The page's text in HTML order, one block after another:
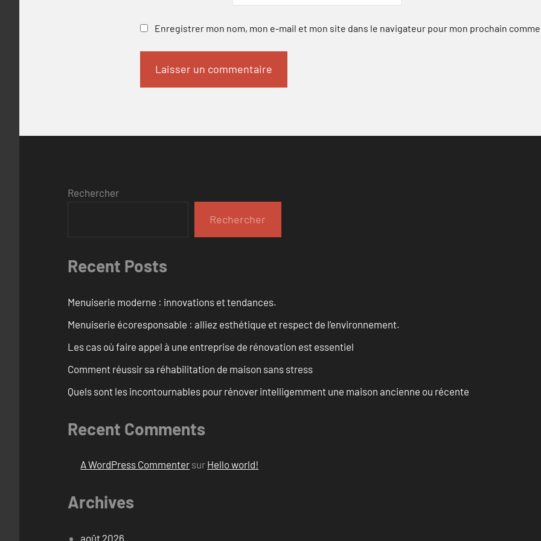
Enregistrer mon nom, mon e-mail et mon site dans le navigateur pour mon prochain
Rechercher
Rechercher
Recent Posts
Menuiserie moderne : innovations et tendances.
Menuiserie écoresponsable : alliez esthétique et respect de l’environnement.
Les cas où faire appel à une entreprise de rénovation est essentiel
Comment réussir sa réhabilitation de maison sans stress
Quels sont les incontournables pour rénover intelligemment une maison ancienne ou récente
Recent Comments
A WordPress Commenter sur Hello world!
Archives
août 2026